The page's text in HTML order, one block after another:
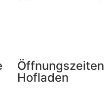
Öffnungszeiten
Hofladen